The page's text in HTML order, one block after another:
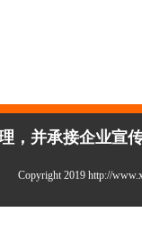
，并承接企业宣
Copyright 2019 http://